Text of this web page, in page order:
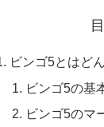
ビンゴ5とはど
ビンゴ5の基
ビンゴ5のマ